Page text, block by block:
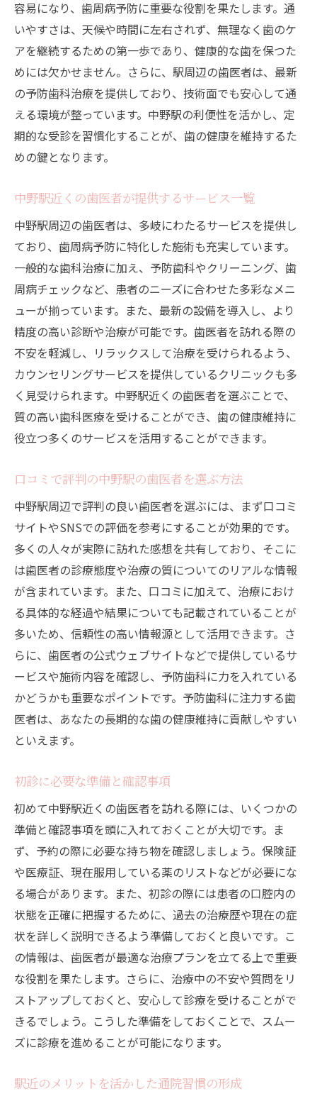
容易になり、歯周病予防に重要な役割を果たします。通
いやすさは、天候や時間に左右されず、無理なく歯のケ
アを継続するための第一歩であり、健康的な歯を保つた
めには欠かせません。さらに、駅周辺の歯医者は、最新
の予防歯科治療を提供しており、技術面でも安心して通
える環境が整っています。中野駅の利便性を活かし、定
期的な受診を習慣化することが、歯の健康を維持するた
めの鍵となります。
中野駅近くの歯医者が提供するサービス一覧
中野駅周辺の歯医者は、多岐にわたるサービスを提供し
ており、歯周病予防に特化した施術も充実しています。
一般的な歯科治療に加え、予防歯科やクリーニング、歯
周病チェックなど、患者のニーズに合わせた多彩なメニ
ューが揃っています。また、最新の設備を導入し、より
精度の高い診断や治療が可能です。歯医者を訪れる際の
不安を軽減し、リラックスして治療を受けられるよう、
カウンセリングサービスを提供しているクリニックも多
く見受けられます。中野駅近くの歯医者を選ぶことで、
質の高い歯科医療を受けることができ、歯の健康維持に
役立つ多くのサービスを活用することができます。
口コミで評判の中野駅の歯医者を選ぶ方法
中野駅周辺で評判の良い歯医者を選ぶには、まず口コミ
サイトやSNSでの評価を参考にすることが効果的です。
多くの人々が実際に訪れた感想を共有しており、そこに
は歯医者の診療態度や治療の質についてのリアルな情報
が含まれています。また、口コミに加えて、治療におけ
る具体的な経過や結果についても記載されていることが
多いため、信頼性の高い情報源として活用できます。さ
らに、歯医者の公式ウェブサイトなどで提供しているサ
ービスや施術内容を確認し、予防歯科に力を入れている
かどうかも重要なポイントです。予防歯科に注力する歯
医者は、あなたの長期的な歯の健康維持に貢献しやすい
といえます。
初診に必要な準備と確認事項
初めて中野駅近くの歯医者を訪れる際には、いくつかの
準備と確認事項を頭に入れておくことが大切です。ま
ず、予約の際に必要な持ち物を確認しましょう。保険証
や医療証、現在服用している薬のリストなどが必要にな
る場合があります。また、初診の際には患者の口腔内の
状態を正確に把握するために、過去の治療歴や現在の症
状を詳しく説明できるよう準備しておくと良いです。こ
の情報は、歯医者が最適な治療プランを立てる上で重要
な役割を果たします。さらに、治療中の不安や質問をリ
ストアップしておくと、安心して診療を受けることがで
きるでしょう。こうした準備をしておくことで、スムー
ズに診療を進めることが可能になります。
駅近のメリットを活かした通院習慣の形成